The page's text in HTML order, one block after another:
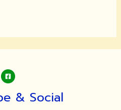
& Social